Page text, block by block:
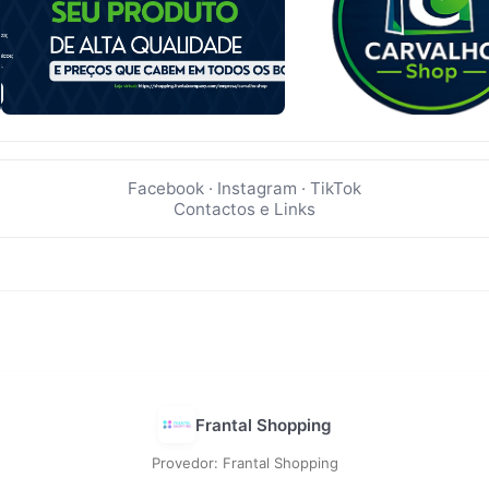
Facebook · Instagram · TikTok
Contactos e Links
Frantal Shopping
Provedor: Frantal Shopping